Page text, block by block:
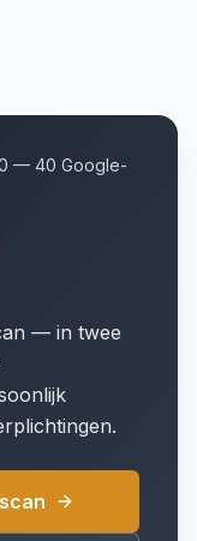
— 40 Google-
— in twee